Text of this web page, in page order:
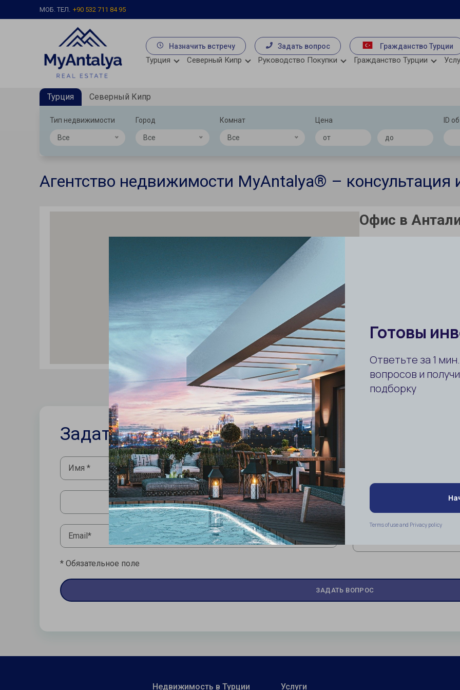
МОБ. ТЕЛ. +90 532 711 84 95
Назначить встречу Задать вопрос Гражданство Турции
Турция Северный Кипр Руководство Покупки Гражданство Турции
Турция Северный Кипр
Тип недвижимости
Все
Город
Все
Комнат
Все
Цена ID
Агентство недвижимости MyAntalya® –
Офис в
Задать вопрос
* Обязательное поле
Недвижимость в Турции Услуги